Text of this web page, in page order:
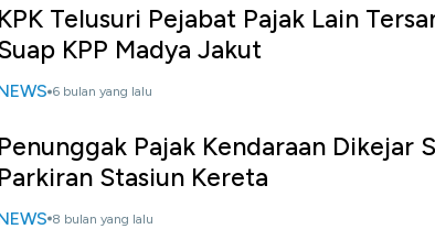
KPK Telusuri Pejabat Pajak Lain
KPP Madya Jakut
6 bulan yang lalu
Penunggak Pajak Kendaraan Dikejar
Parkiran Stasiun Kereta
8 bulan yang lalu